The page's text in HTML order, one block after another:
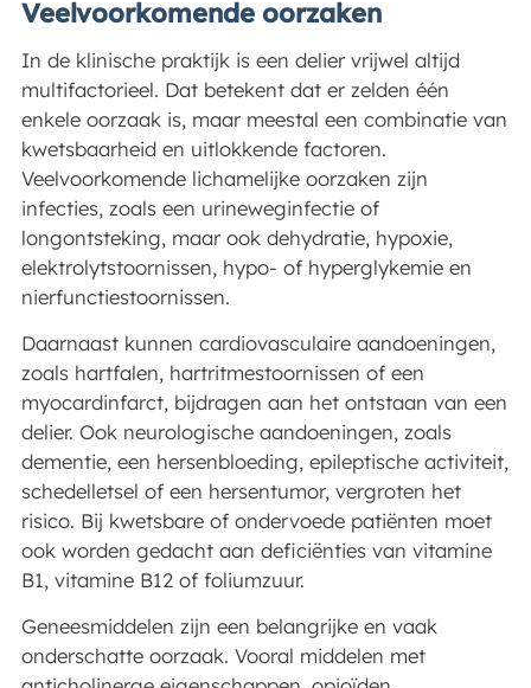
Veelvoorkomende oorzaken
In de klinische praktijk is een delier vrijwel altijd
multifactorieel. Dat betekent dat er zelden één
enkele oorzaak is, maar meestal een combinatie van
kwetsbaarheid en uitlokkende factoren.
Veelvoorkomende lichamelijke oorzaken zijn
infecties, zoals een urineweginfectie of
longontsteking, maar ook dehydratie, hypoxie,
elektrolytstoornissen, hypo- of hyperglykemie en
nierfunctiestoornissen.
Daarnaast kunnen cardiovasculaire aandoeningen,
zoals hartfalen, hartritmestoornissen of een
myocardinfarct, bijdragen aan het ontstaan van een
delier. Ook neurologische aandoeningen, zoals
dementie, een hersenbloeding, epileptische activiteit,
schedelletsel of een hersentumor, vergroten het
risico. Bij kwetsbare of ondervoede patiënten moet
ook worden gedacht aan deficiënties van vitamine
B1, vitamine B12 of foliumzuur.
Geneesmiddelen zijn een belangrijke en vaak
onderschatte oorzaak. Vooral middelen met